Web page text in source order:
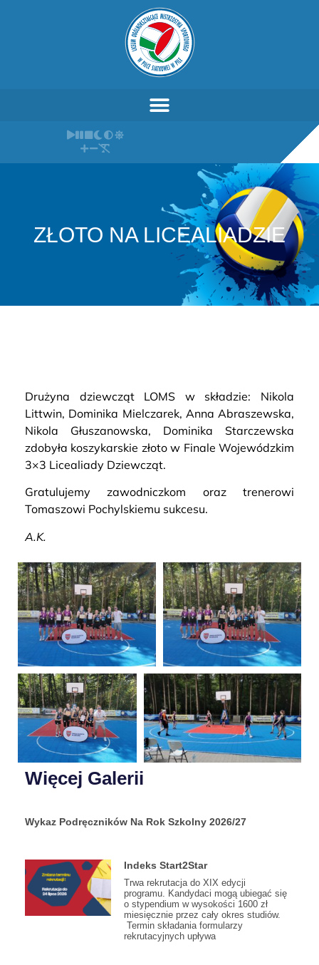
ZŁOTO NA LICEALIADZIE
Drużyna dziewcząt LOMS w składzie: Nikola
Littwin, Dominika Mielczarek, Anna Abraszewska,
Nikola Głuszanowska, Dominika Starczewska
zdobyła koszykarskie złoto w Finale Wojewódzkim
3×3 Licealiady Dziewcząt.
Gratulujemy zawodniczkom oraz trenerowi
Tomaszowi Pochylskiemu sukcesu.
A.K.
Więcej Galerii
Wykaz Podręczników Na Rok Szkolny 2026/27
Indeks Start2Star
Trwa rekrutacja do XIX edycji
programu. Kandydaci mogą ubiegać się
o stypendium w wysokości 1600 zł
miesięcznie przez cały okres studiów.
Termin składania formularzy
rekrutacyjnych upływa